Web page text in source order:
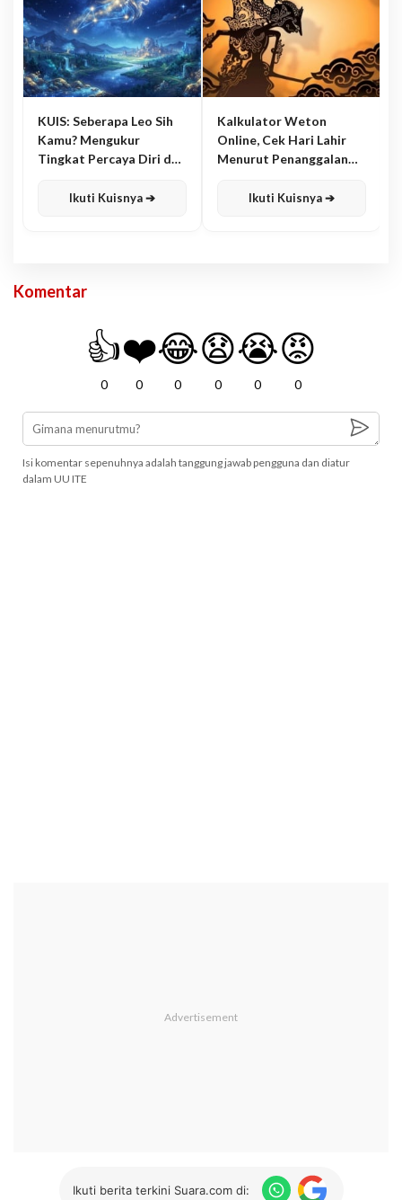
KUIS: Seberapa Leo Sih
Kamu? Mengukur
Tingkat Percaya Diri dan
Ikuti Kuisnya ➔
Kalkulator Weton
Online, Cek Hari Lahir
Menurut Penanggalan
Ikuti Kuisnya ➔
Komentar
👍
0
❤️
0
😂
0
😧
0
😭
0
😡
0
Isi komentar sepenuhnya adalah tanggung jawab pengguna dan diatur
dalam UU ITE
Ikuti berita terkini Suara.com di: